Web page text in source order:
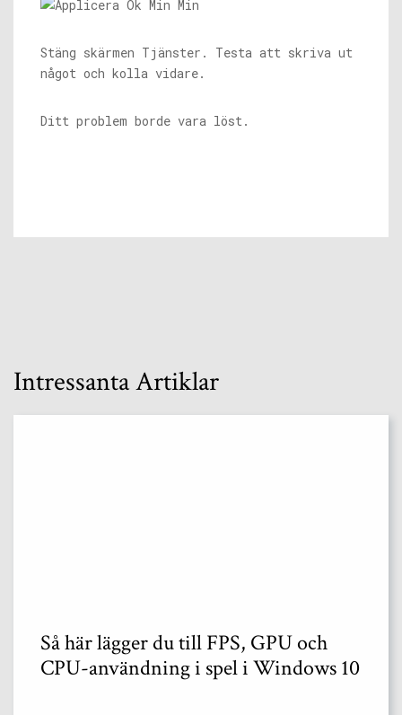
Stäng skärmen Tjänster. Testa att skriva ut
något och kolla vidare.
Ditt problem borde vara löst.
Intressanta Artiklar
Så här lägger du till FPS, GPU och
CPU-användning i spel i Windows 10